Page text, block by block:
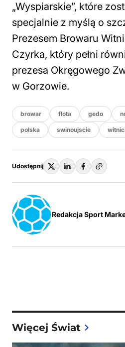
„Wyspiarskie”, które
specjalnie z myślą o
Prezesem Browaru
Czyrka, który pełni
prezesa Okręgowego
w Gorzowie.
browar flota gedo
polska swinoujscie
Udostępnij
Redakcja Sport
Więcej Świat